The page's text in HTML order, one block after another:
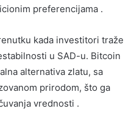
preferencijama .
kada investitori traže
u SAD-u. Bitcoin
alternativa zlatu, sa
prirodom, što ga
vrednosti .